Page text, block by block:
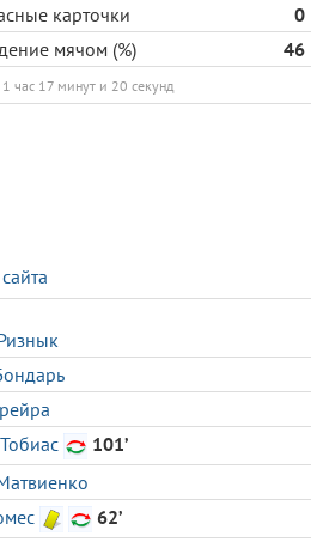
карточки
0
мячом (%) 46
час 17 минут и 20 секунд
101’
62’